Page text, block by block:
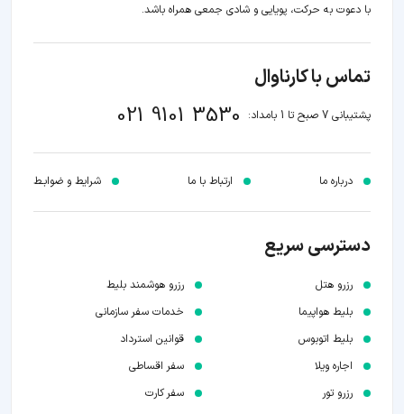
با دعوت به حرکت، پویایی و شادی جمعی همراه باشد.
تماس با کارناوال
پشتیبانی 7 صبح تا 1 بامداد: 021 9101 3530
درباره ما ارتباط با ما شرایط و ضوابـط
دسترسی سریع
رزرو هتل
بلیط هواپیما
بلیط اتوبوس
اجاره ویلا
رزرو تور
رزرو هوشمند بلیط
خدمات سفر سازمانی
قوانین استرداد
سفر اقساطی
سفر کارت